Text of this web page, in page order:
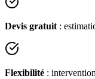
Devis gratuit :
Flexibilité :